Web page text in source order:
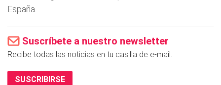
España.
Suscríbete a nuestro newsletter
Recibe todas las noticias en tu casilla de e-mail.
SUSCRIBIRSE